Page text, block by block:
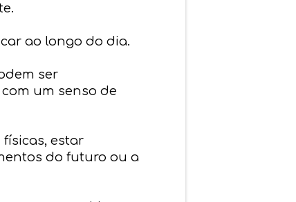
ao longo do dia.
ser
um senso de
estar
do futuro ou a